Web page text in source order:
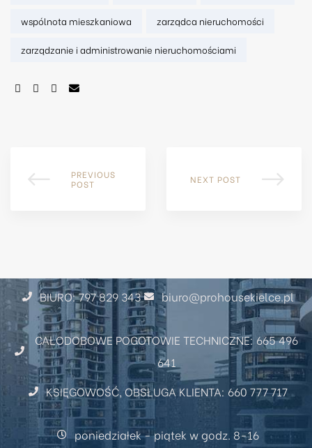
wspólnota mieszkaniowa zarządca nieruchomości
zarządzanie i administrowanie nieruchomościami
SHARE:
PREVIOUS
POST
NEXT POST
BIURO: 797 829 343 biuro@prohousekielce.pl
CAŁODOBOWE POGOTOWIE TECHNICZNE: 665 496
641
KSIĘGOWOŚĆ, OBSŁUGA KLIENTA: 660 777 717
poniedziałek - piątek w godz. 8-16